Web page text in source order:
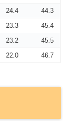
24.4
44.3
23.3
45.4
23.2
45.5
22.0 46.7